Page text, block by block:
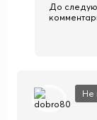
До
Не